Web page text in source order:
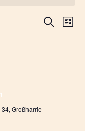
Suche
Liste
Großharrie